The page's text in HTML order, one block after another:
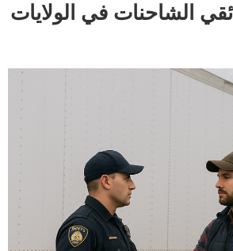
الشاحنات في الولايات